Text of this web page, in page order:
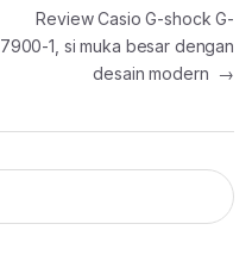
Review Casio G-shock G-
7900-1, si muka besar dengan
desain modern →